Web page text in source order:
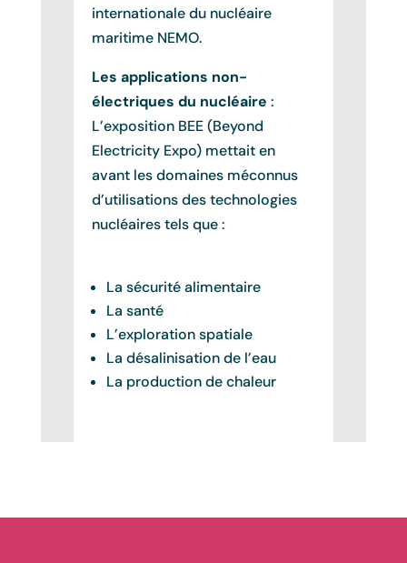
internationale du nucléaire
maritime NEMO.
Les applications non-
électriques du nucléaire :
L’exposition BEE (Beyond
Electricity Expo) mettait en
avant les domaines méconnus
d’utilisations des technologies
nucléaires tels que :
La sécurité alimentaire
La santé
L’exploration spatiale
La désalinisation de l’eau
La production de chaleur